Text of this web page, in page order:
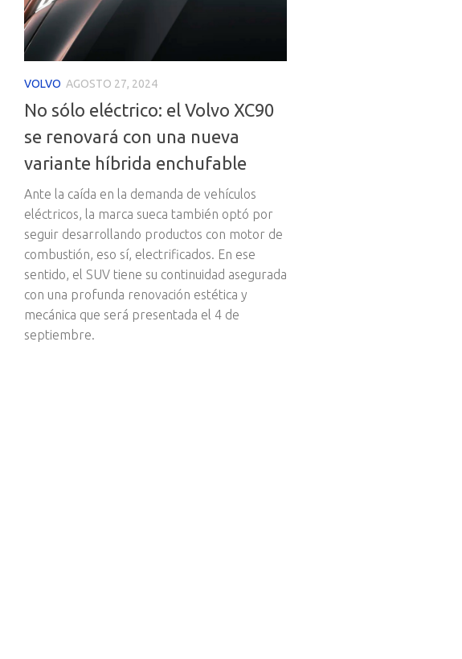
VOLVO AGOSTO 27, 2024
No sólo eléctrico: el Volvo XC90
se renovará con una nueva
variante híbrida enchufable
Ante la caída en la demanda de vehículos
eléctricos, la marca sueca también optó por
seguir desarrollando productos con motor de
combustión, eso sí, electrificados. En ese
sentido, el SUV tiene su continuidad asegurada
con una profunda renovación estética y
mecánica que será presentada el 4 de
septiembre.